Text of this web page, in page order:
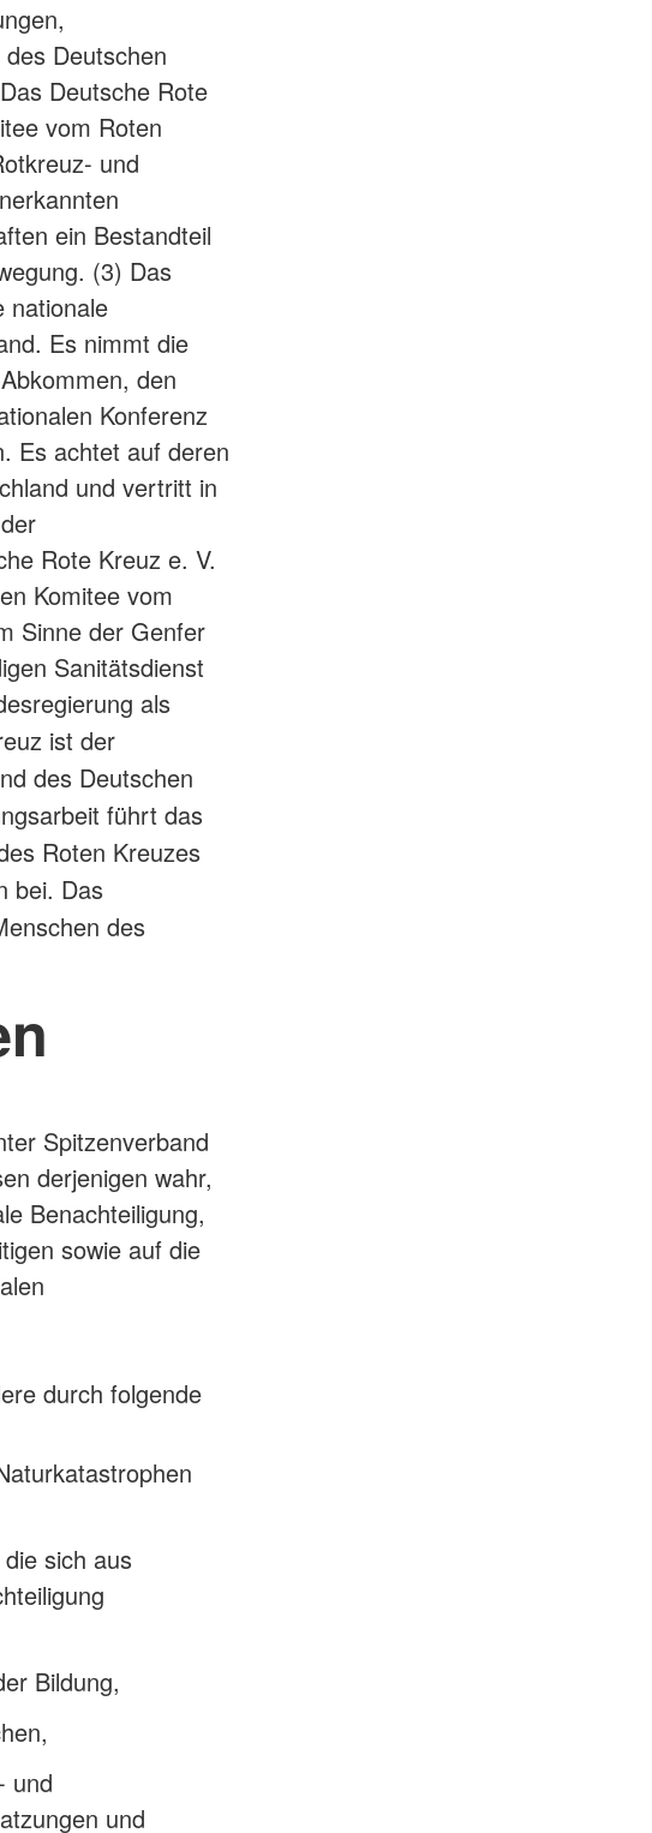
Deutschen
Deutsche Rote
vom Roten
und
ein Bestandteil
(3) Das
nationale
Es nimmt die
den
Konferenz
Es achtet auf deren
und vertritt in
Rote Kreuz e. V.
Komitee vom
Sinne der Genfer
Sanitätsdienst
als
ist der
des Deutschen
führt das
Roten Kreuzes
bei. Das
des
Spitzenverband
derjenigen wahr,
Benachteiligung,
sowie auf die
durch folgende
sich aus
Bildung,
und
und